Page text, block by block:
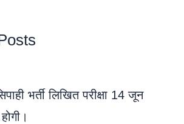
भर्ती लिखित परीक्षा 14 जून